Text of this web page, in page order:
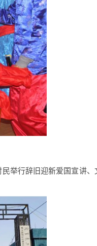
民举行辞旧迎新爱国宣讲